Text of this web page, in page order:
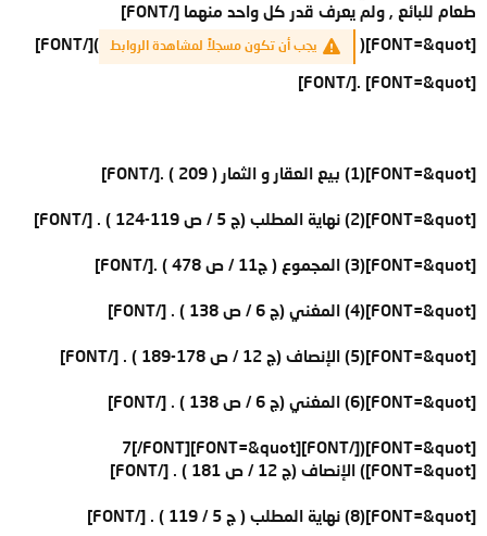
طعام للبائع , ولم يعرف قدر كل واحد منهما [/FONT]
[FONT=&quot](
يجب أن تكون مسجلاً لمشاهدة الروابط
)[/FONT]
[FONT=&quot] .[/FONT]
[FONT=&quot](1) بيع العقار و الثمار ( 209 ) .[/FONT]
[FONT=&quot](2) نهاية المطلب (ج 5 / ص 119-124 ) . [/FONT]
[FONT=&quot](3) المجموع ( ج11 / ص 478 ) .[/FONT]
[FONT=&quot](4) المغني (ج 6 / ص 138 ) . [/FONT]
[FONT=&quot](5) الإنصاف (ج 12 / ص 178-189 ) . [/FONT]
[FONT=&quot](6) المغني (ج 6 / ص 138 ) . [/FONT]
[FONT=&quot]([/FONT][FONT=&quot]7[/FONT]
[FONT=&quot]) الإنصاف (ج 12 / ص 181 ) . [/FONT]
[FONT=&quot](8) نهاية المطلب ( ج 5 / 119 ) . [/FONT]